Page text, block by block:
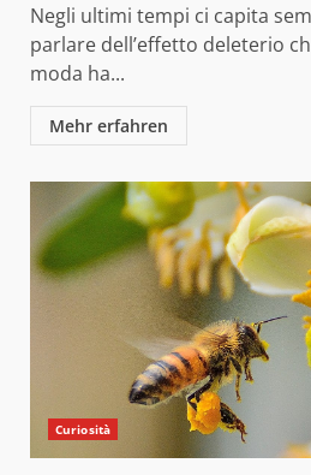
Negli ultimi tempi ci capita
parlare dell’effetto deleterio
moda ha...
Mehr erfahren
Curiosità